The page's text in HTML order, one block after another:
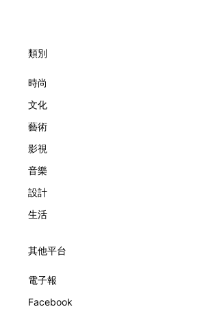
子，以及訴說時間的珠寶。每個主題展
大主題展區，彰顯世家的核心價值。
級鐘錶大賞（Grand Prix d'Horlogerie de
擁而吻。雙逆跳機芯精準驅動這場機械
象概念，而是心跳的律動。 故事並未完
Lady Arpels Bal des Amoureux
類別
時尚
文化
藝術
影視
音樂
設計
生活
其他平台
電子報
Facebook